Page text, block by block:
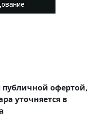
публичной офертой,
уточняется в